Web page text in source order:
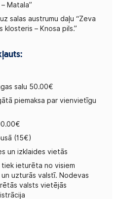
Matala”
salas austrumu daļu “Zeva
klosteris – Knosa pils.”
salu 50.00€
piemaksa par vienvietīgu
(15€)
un izklaides vietās
tiek ieturēta no visiem
uzturās valstī. Nodevas
valsts vietējās